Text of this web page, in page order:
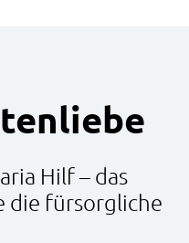
Hilf – das
die fürsorgliche